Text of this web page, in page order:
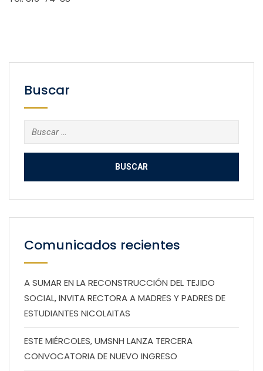
Buscar
Buscar:
Comunicados recientes
A SUMAR EN LA RECONSTRUCCIÓN DEL TEJIDO
SOCIAL, INVITA RECTORA A MADRES Y PADRES DE
ESTUDIANTES NICOLAITAS
ESTE MIÉRCOLES, UMSNH LANZA TERCERA
CONVOCATORIA DE NUEVO INGRESO